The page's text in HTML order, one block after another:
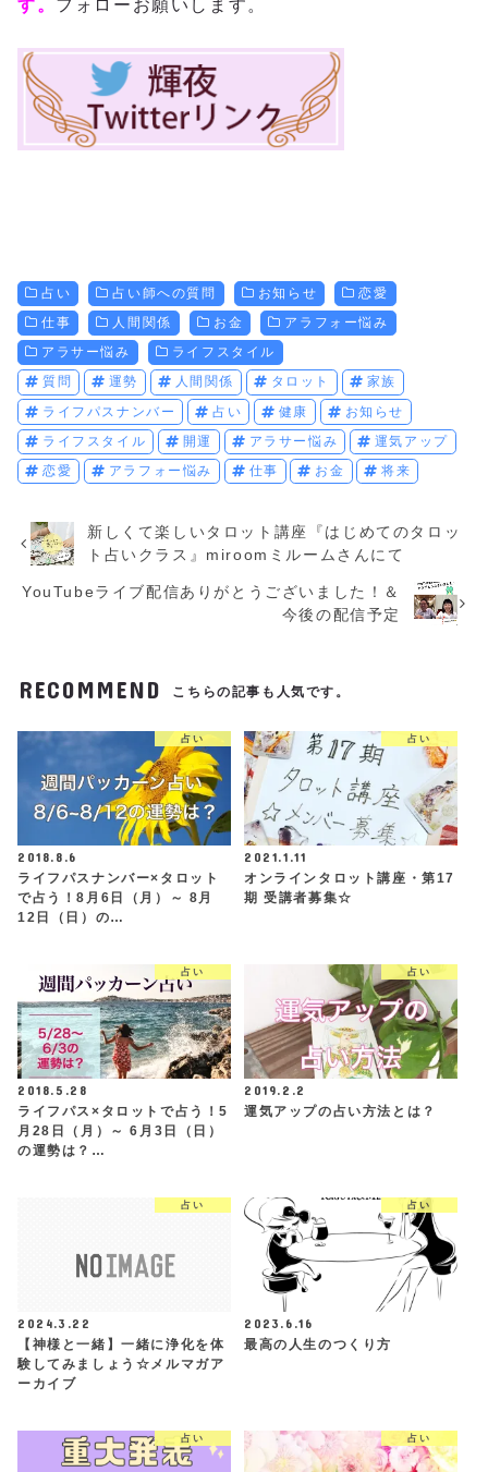
す。 フォローお願いします。
占い 占い師への質問 お知らせ
恋愛
仕事
人間関係 お金
アラフォー悩み
アラサー悩み
ライフスタイル
質問
運勢 人間関係 タロット
家族
ライフパスナンバー
占い 健康
お知らせ
ライフスタイル
開運 アラサー悩み
運気アップ
恋愛
アラフォー悩み 仕事 お金 将来
新しくて楽しいタロット講座『はじめてのタロッ
ト占いクラス』miroomミルームさんにて
YouTubeライブ配信ありがとうございました！＆
今後の配信予定
RECOMMEND こちらの記事も人気です。
占い
2018.8.6
ライフパスナンバー×タロット
で占う！8月6日（月）～ 8月
12日（日）の…
占い
2021.1.11
オンラインタロット講座・第17
期 受講者募集☆
占い
2018.5.28
ライフパス×タロットで占う！5
月28日（月）～ 6月3日（日）
の運勢は？…
占い
2019.2.2
運気アップの占い方法とは？
占い
2024.3.22
【神様と一緒】一緒に浄化を体
験してみましょう☆メルマガア
ーカイブ
占い
2023.6.16
最高の人生のつくり方
占い 占い